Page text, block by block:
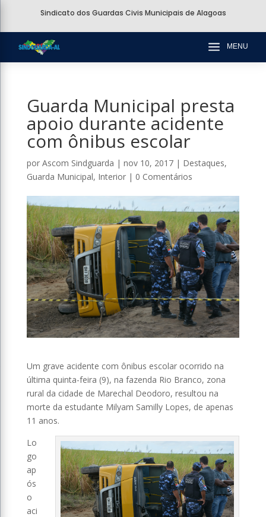
Sindicato dos Guardas Civis Municipais de Alagoas
a MENU
Guarda Municipal presta
apoio durante acidente
com ônibus escolar
por Ascom Sindguarda | nov 10, 2017| Destaques,
Guarda Municipal, Interior| 0 Comentários
Um grave acidente com ônibus escolar ocorrido na
última quinta-feira (9), na fazenda Rio Branco, zona
rural da cidade de Marechal Deodoro, resultou na
morte da estudante Milyam Samilly Lopes, de apenas
11 anos.
Lo
go
ap
ós
o
aci